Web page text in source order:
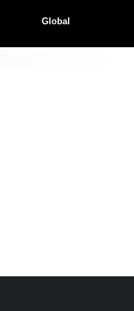
Global